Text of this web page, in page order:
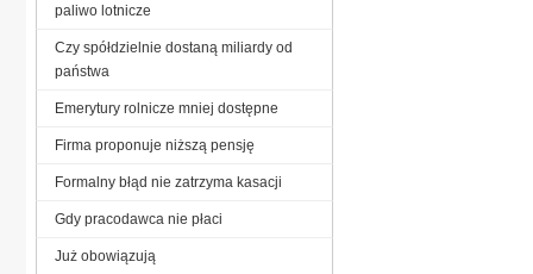
paliwo lotnicze
Czy spółdzielnie dostaną miliardy od
państwa
Emerytury rolnicze mniej dostępne
Firma proponuje niższą pensję
Formalny błąd nie zatrzyma kasacji
Gdy pracodawca nie płaci
Już obowiązują